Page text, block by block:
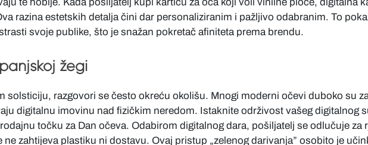
razina estetskih detalja čini dar personaliziranim i pažljivo odabranim. To
svoje publike, što je snažan pokretač afiniteta prema brendu.
žegi
solsticiju, razgovori se često okreću okolišu. Mnogi moderni očevi duboko su
digitalnu imovinu nad fizičkim neredom. Istaknite održivost vašeg digitalnog
točku za Dan očeva. Odabirom digitalnog dara, pošiljatelj se odlučuje za
ne zahtijeva plastiku ni dostavu. Ovaj pristup „zelenog darivanja” osobito je